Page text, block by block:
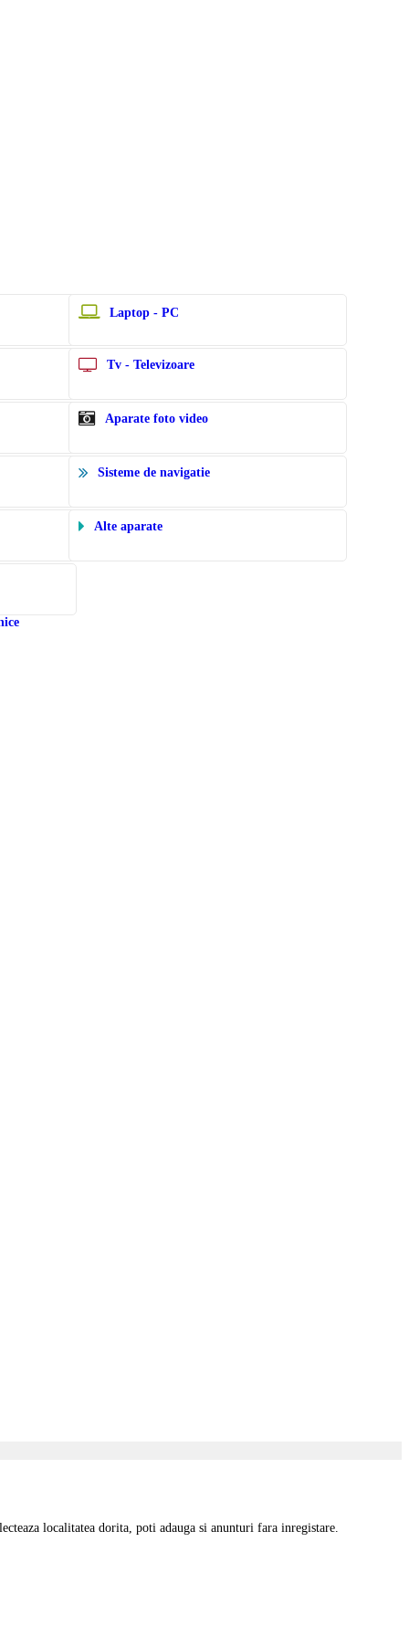
Laptop - PC
Tv - Televizoare
Aparate foto video
Sisteme de navigatie
Alte aparate
localitatea dorita, poti adauga si anunturi fara inregistare.